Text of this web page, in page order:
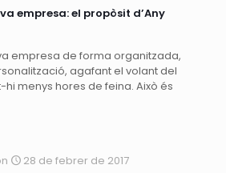
empresa: el propòsit d’Any
empresa de forma organitzada,
agafant el volant del
menys hores de feina. Això és
28 de febrer de 2017